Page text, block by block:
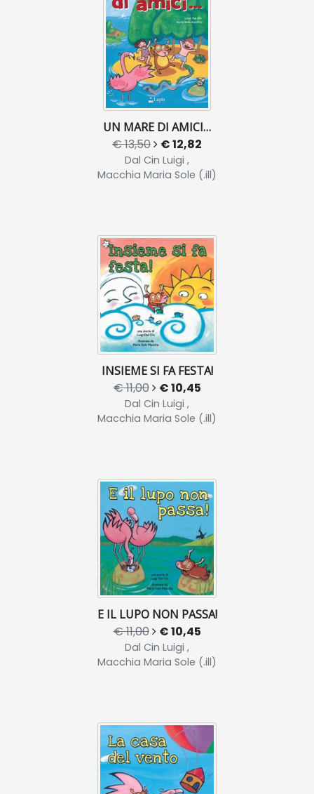
UN MARE DI AMICI…
€ 13,50 € 12,82
Dal Cin Luigi ,
Macchia Maria Sole (.ill)
INSIEME SI FA FESTA!
€ 11,00 € 10,45
Dal Cin Luigi ,
Macchia Maria Sole (.ill)
E IL LUPO NON PASSA!
€ 11,00 € 10,45
Dal Cin Luigi ,
Macchia Maria Sole (.ill)